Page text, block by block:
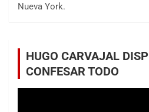
Nueva York.
HUGO CARVAJAL
CONFESAR TODO